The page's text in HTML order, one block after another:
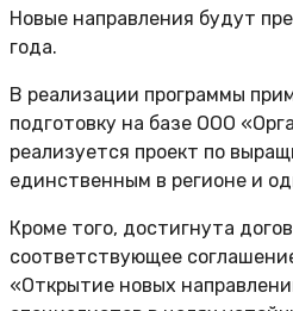
Новые направления будут
года.
В реализации программы
подготовку на базе ООО
реализуется проект по
единственным в регионе и
Кроме того, достигнута
соответствующее
«Открытие новых